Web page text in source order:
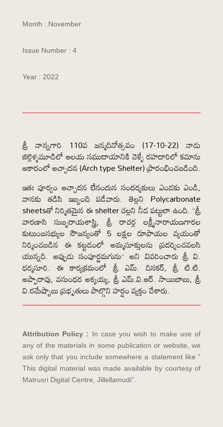
Month : November
Issue Number : 4
Year : 2022
శ్రీ నాన్నగారి 110వ జన్మదినోత్సవం (17-10-22) నాడు
జిల్లెళ్ళమూడిలో ఆలయ సముదాయానికి వెళ్ళే రహదారిలో కమాను
ఆకారంలో ఆచ్ఛాదన (Arch type Shelter) ప్రారంభించబడింది.
ఇతః పూర్వం ఆచ్ఛాదన లేనందున సందర్శకులు ఎండకు ఎండి,
వానకు తడిసి ఇబ్బంది పడేవారు. తెల్లని Polycarbonate
sheetsతో నిర్మితమైన ఈ shelter చల్లని నీడ పట్టులా ఉంది. “శ్రీ
వారణాసి సుబ్బరాయశాస్త్రి, శ్రీ రాచర్ల లక్ష్మీనారాయణగారల
కుటుంబసభ్యుల సౌజన్యంతో 5 లక్షల రూపాయల వ్యయంతో
నిర్మించబడిన ఈ కట్టడంలో అమ్మసూక్తులను ప్రదర్శించవలసి
యున్నది. అప్పుడు సంపూర్ణమగును” అని వివరించారు శ్రీ వి.
ధర్మసూరి. ఈ కార్యక్రమంలో శ్రీ ఎమ్. దినకర్, శ్రీ టి.టి.
అప్పారావు, వసుంధర అక్కయ్య, శ్రీ ఎమ్.వి.ఆర్. సాయిబాబు, శ్రీ
వి.రమేష్బాబు ప్రభృతులు పాల్గొని హర్షం వ్యక్తం చేశారు.
Attribution Policy : In case you wish to make use of
any of the materials in some publication or website, we
ask only that you include somewhere a statement like ”
This digital material was made available by courtesy of
Matrusri Digital Centre, Jillellamudi”.